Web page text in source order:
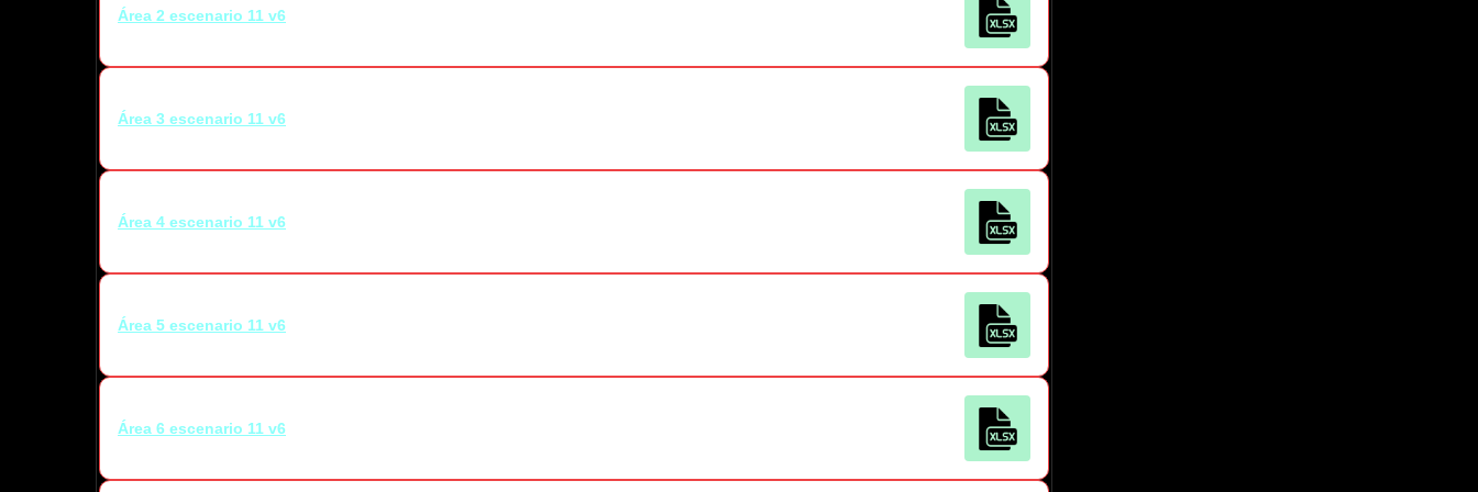
Área 2 escenario 11 v6
Área 3 escenario 11 v6
Área 4 escenario 11 v6
Área 5 escenario 11 v6
Área 6 escenario 11 v6